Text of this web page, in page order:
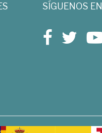
SÍGUENOS EN